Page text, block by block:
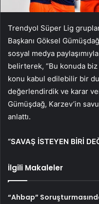
Trendyol Süper Lig
Başkanı Göksel
sosyal medya
belirterek, “Bu konuda
konu kabul edilebilir bir
değerlendirdik ve karar
Gümüşdağ, Karzev’in
anlattı.
“SAVAŞ İSTEYEN BİRİ
İlgili Makaleler
“Ahbap”